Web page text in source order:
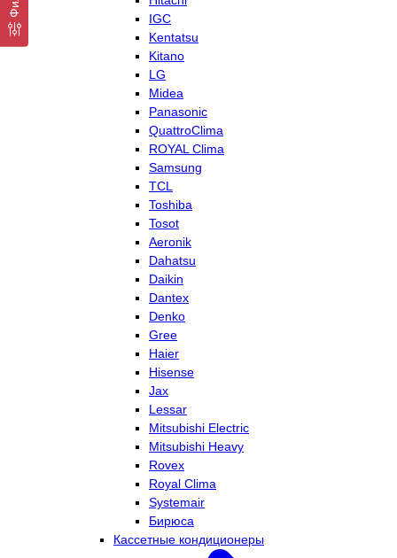
IGC
Kentatsu
Kitano
LG
Midea
Panasonic
QuattroClima
ROYAL Clima
Samsung
TCL
Toshiba
Tosot
Aeronik
Dahatsu
Daikin
Dantex
Denko
Gree
Haier
Hisense
Jax
Lessar
Mitsubishi Electric
Mitsubishi Heavy
Rovex
Royal Clima
Systemair
Бирюса
Кассетные кондиционеры